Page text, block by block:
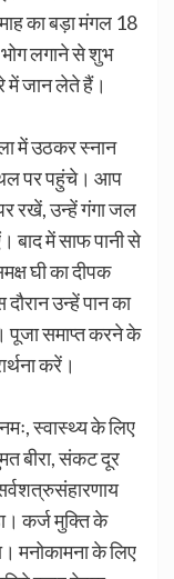
का बड़ा मंगल 18
लगाने से शुभ
में जान लेते हैं।
में उठकर स्नान
पर पहुंचे। आप
रखें, उन्हें गंगा जल
बाद में साफ पानी से
घी का दीपक
उन्हें पान का
पूजा समाप्त करने के
करें।
स्वास्थ्य के लिए
बीरा, संकट दूर
कर्ज मुक्ति के
मनोकामना के लिए